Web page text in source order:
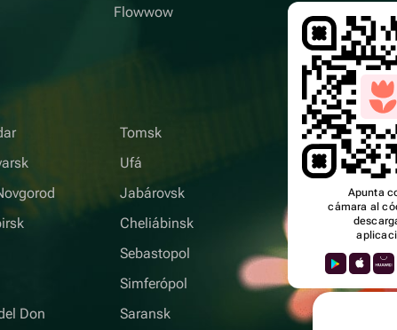
Flowwow
Don
Tomsk
Ufá
Jabárovsk
Cheliábinsk
Sebastopol
Simferópol
Saransk
Apunta
cámara al